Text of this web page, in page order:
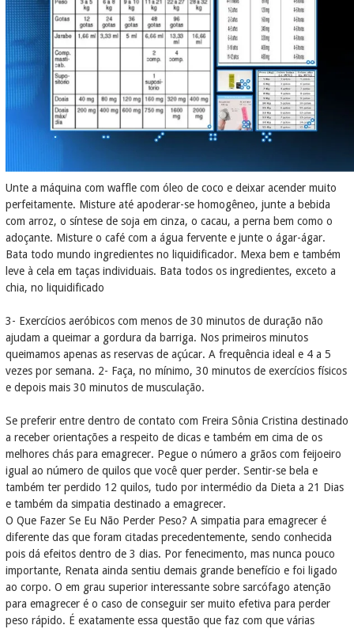
Unte a máquina com waffle com óleo de coco e deixar acender muito
perfeitamente. Misture até apoderar-se homogêneo, junte a bebida
com arroz, o síntese de soja em cinza, o cacau, a perna bem como o
adoçante. Misture o café com a água fervente e junte o ágar-ágar.
Bata todo mundo ingredientes no liquidificador. Mexa bem e também
leve à cela em taças individuais. Bata todos os ingredientes, exceto a
chia, no liquidificado
3- Exercícios aeróbicos com menos de 30 minutos de duração não
ajudam a queimar a gordura da barriga. Nos primeiros minutos
queimamos apenas as reservas de açúcar. A frequência ideal e 4 a 5
vezes por semana. 2- Faça, no mínimo, 30 minutos de exercícios físicos
e depois mais 30 minutos de musculação.
Se preferir entre dentro de contato com Freira Sônia Cristina destinado
a receber orientações a respeito de dicas e também em cima de os
melhores chás para emagrecer. Pegue o número a grãos com feijoeiro
igual ao número de quilos que você quer perder. Sentir-se bela e
também ter perdido 12 quilos, tudo por intermédio da Dieta a 21 Dias
e também da simpatia destinado a emagrecer.
O Que Fazer Se Eu Não Perder Peso? A simpatia para emagrecer é
diferente das que foram citadas precedentemente, sendo conhecida
pois dá efeitos dentro de 3 dias. Por fenecimento, mas nunca pouco
importante, Renata ainda sentiu demais grande benefício e foi ligado
ao corpo. O em grau superior interessante sobre sarcófago atenção
para emagrecer é o caso de conseguir ser muito efetiva para perder
peso rápido. É exatamente essa questão que faz com que várias